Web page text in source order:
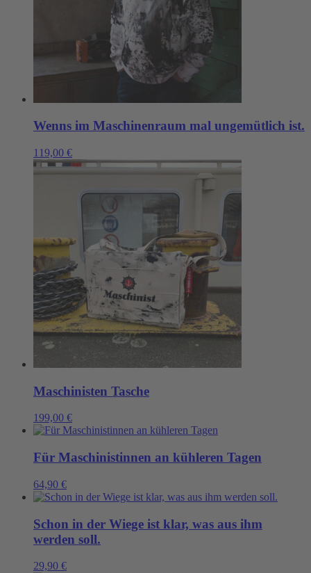
Wenns im Maschinenraum mal ungemütlich ist.
119,00 €
Maschinisten Tasche
199,00 €
Für Maschinistinnen an kühleren Tagen
64,90 €
Schon in der Wiege ist klar, was aus ihm
werden soll.
29,90 €